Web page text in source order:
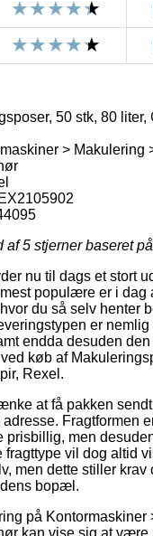
50 stk, 80 liter,
> Makulering
af 5 stjerner baseret på
nu til dags et stort
populære er i dag
du så selv henter
er nemlig
endda desuden
køb af
Rexel.
at få pakken
Fragtformen
prisbillig, men
fragttype vil dog altid
men dette stiller
bopæl.
på Kontormaskiner
kan vise sig at være